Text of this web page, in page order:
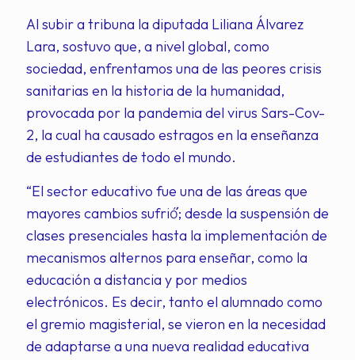
Al subir a tribuna la diputada Liliana Álvarez
Lara, sostuvo que, a nivel global, como
sociedad, enfrentamos una de las peores crisis
sanitarias en la historia de la humanidad,
provocada por la pandemia del virus Sars-Cov-
2, la cual ha causado estragos en la enseñanza
de estudiantes de todo el mundo.
“El sector educativo fue una de las áreas que
mayores cambios sufrió́́́; desde la suspensión de
clases presenciales hasta la implementación de
mecanismos alternos para enseñar, como la
educación a distancia y por medios
electrónicos. Es decir, tanto el alumnado como
el gremio magisterial, se vieron en la necesidad
de adaptarse a una nueva realidad educativa